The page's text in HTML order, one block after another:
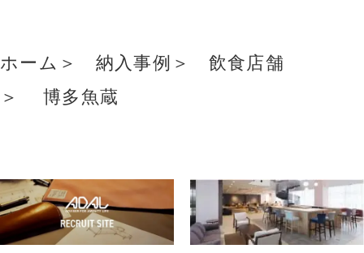
ホーム 納入事例
飲食店舗
博多魚蔵